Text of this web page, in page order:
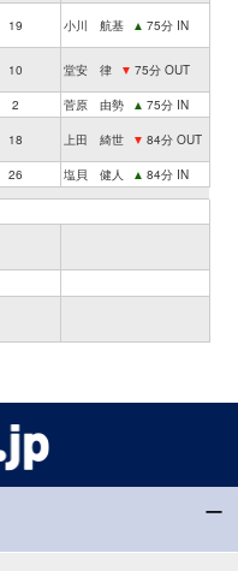
19 小川 航基 ▲ 75分 IN
10 堂安 律 ▼ 75分 OUT
2 菅原 由勢 ▲ 75分 IN
18 上田 綺世 ▼ 84分 OUT
26 塩貝 健人 ▲ 84分 IN